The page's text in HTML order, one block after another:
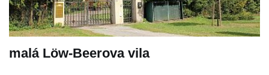
malá Löw-Beerova vila